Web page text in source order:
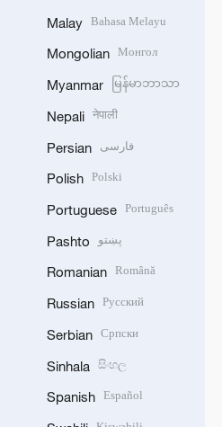
Malay Bahasa Melayu
Mongolian Монгол
Myanmar မြန်မာဘာသာ
Nepali नेपाली
Persian فارسی
Polish Polski
Portuguese Português
Pashto پښتو
Romanian Română
Russian Русский
Serbian Српски
Sinhala සිංහල
Spanish Español